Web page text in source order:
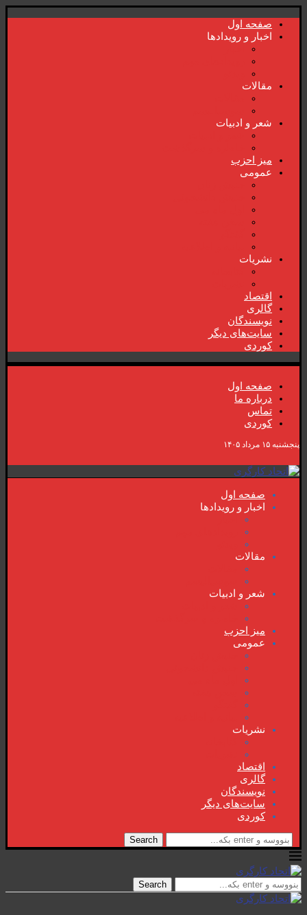
صفحە اول
اخبار و رویدادها
مقالات
شعر و ادبیات
میز احزب
عمومی
نشریات
اقتصاد
گالری
نویسندگان
سایت‌های دیگر
کوردی
صفحە اول
دربارە ما
تماس
کوردی
پنجشنبه ۱۵ مرداد ۱۴۰۵
صفحە اول
اخبار و رویدادها
مقالات
شعر و ادبیات
میز احزب
عمومی
نشریات
اقتصاد
گالری
نویسندگان
سایت‌های دیگر
کوردی
Search
Search